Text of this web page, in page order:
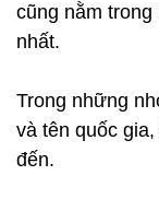
cũng nằm
nhất.
Trong những
và tên quốc
đến.